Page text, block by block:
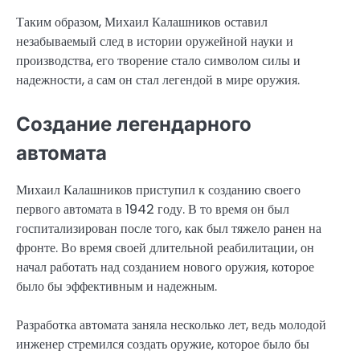
Таким образом, Михаил Калашников оставил
незабываемый след в истории оружейной науки и
производства, его творение стало символом силы и
надежности, а сам он стал легендой в мире оружия.
Создание легендарного
автомата
Михаил Калашников приступил к созданию своего
первого автомата в 1942 году. В то время он был
госпитализирован после того, как был тяжело ранен на
фронте. Во время своей длительной реабилитации, он
начал работать над созданием нового оружия, которое
было бы эффективным и надежным.
Разработка автомата заняла несколько лет, ведь молодой
инженер стремился создать оружие, которое было бы